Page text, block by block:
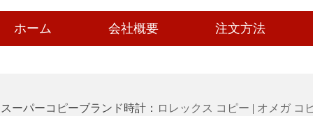
ホーム 会社概要 注文方法
スーパーコピーブランド時計： ロレックス コピー | オメガ コ